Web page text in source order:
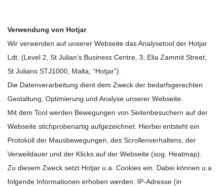
Verwendung von Hotjar
Wir verwenden auf unserer Webseite das Analysetool der Hotjar
Ldt. (Level 2, St Julian’s Business Centre, 3, Elia Zammit Street,
St Julians STJ1000, Malta; “Hotjar”).
Die Datenverarbeitung dient dem Zweck der bedarfsgerechten
Gestaltung, Optimierung und Analyse unserer Webseite.
Mit dem Tool werden Bewegungen von Seitenbesuchern auf der
Webseite stichprobenartig aufgezeichnet. Hierbei entsteht ein
Protokoll der Mausbewegungen, des Scrollenverhaltens, der
Verweildauer und der Klicks auf der Webseite (sog. Heatmap).
Zu diesem Zweck setzt Hotjar u.a. Cookies ein. Dabei können u.a.
folgende Informationen erhoben werden: IP-Adresse (in